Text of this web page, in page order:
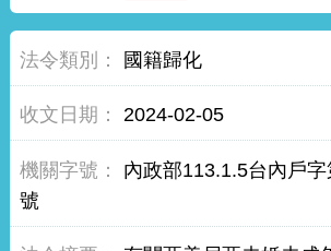
國籍歸化
2024-02-05
內政部113.1.5台內戶
號